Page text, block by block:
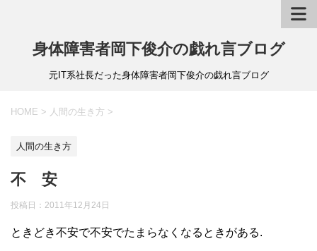
身体障害者岡下俊介の戯れ言ブログ
元IT系社長だった身体障害者岡下俊介の戯れ言ブログ
HOME > 人間の生き方 >
人間の生き方
不 安
投稿日： 2011年12月24日
ときどき不安で不安でたまらなくなるときがある.